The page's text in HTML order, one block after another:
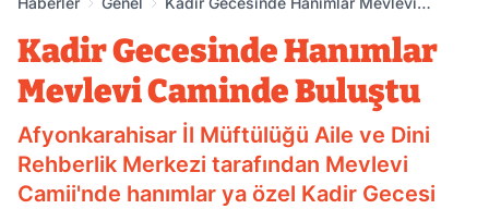
Kadir Gecesinde Hanımlar
Mevlevi Caminde Buluştu
Afyonkarahisar İl Müftülüğü Aile ve Dini
Rehberlik Merkezi tarafından Mevlevi
Camii'nde hanımlar ya özel Kadir Gecesi